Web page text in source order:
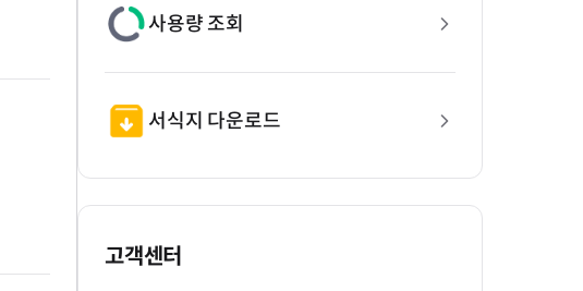
사용량 조회
서식지 다운로드
고객센터